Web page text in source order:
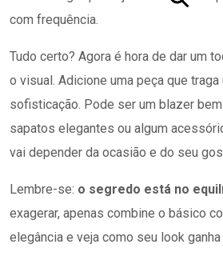
com frequência.
Tudo certo? Agora é hora de dar um
o visual. Adicione uma peça que
sofisticação. Pode ser um blazer
sapatos elegantes ou algum
vai depender da ocasião e do seu
Lembre-se: o segredo está no
exagerar, apenas combine o básico
elegância e veja como seu look ganha